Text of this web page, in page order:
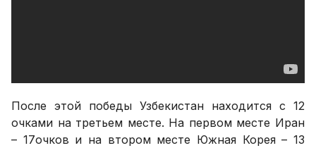
После этой победы Узбекистан находится с 12
очками на третьем месте. На первом месте Иран
– 17очков и на втором месте Южная Корея – 13